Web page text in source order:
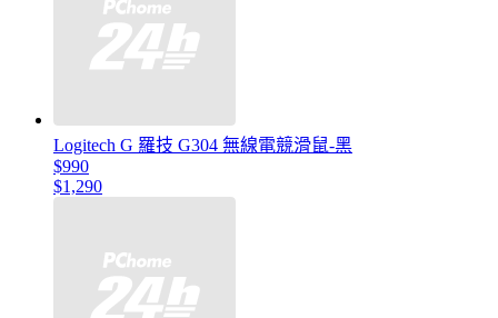
Logitech G 羅技 G304 無線電競滑鼠-黑
$990
$1,290